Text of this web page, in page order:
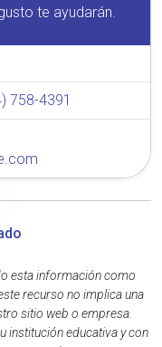
te ayudarán.
758-4391
esta información como
recurso no implica una
sitio web o empresa.
institución educativa y con